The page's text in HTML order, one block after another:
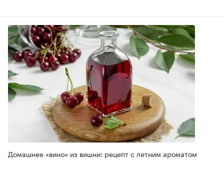
Домашнее «вино» из вишни: рецепт с летним ароматом